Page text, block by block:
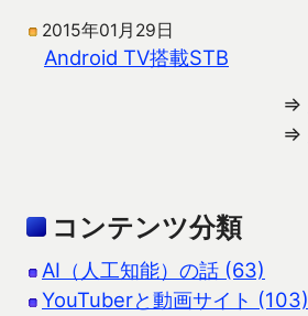
2015年01月29日
Android TV搭載STB
⇒
⇒
コンテンツ分類
AI（人工知能）の話 (63)
YouTuberと動画サイト (103)